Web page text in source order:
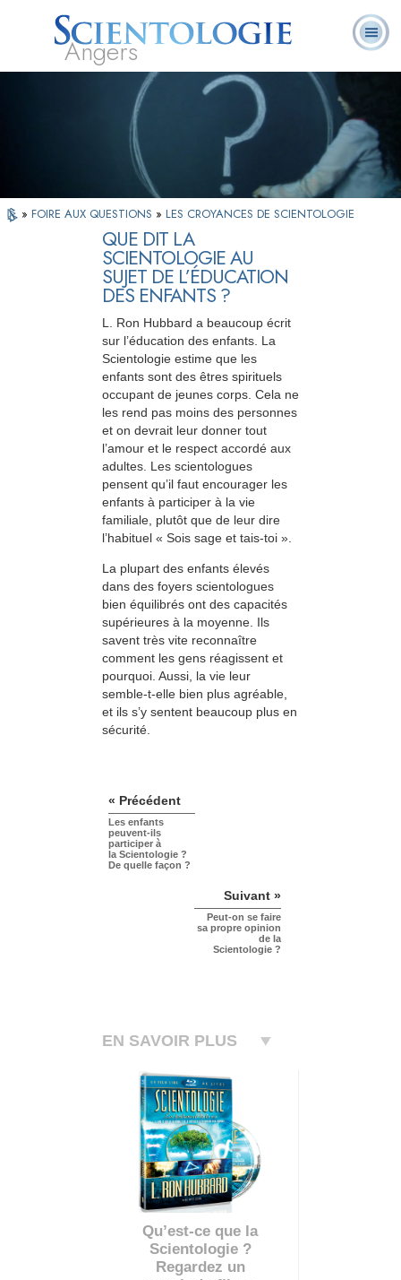
Angers
Qu’est-ce que la
Scientologie ?
Ministres
volontaires
Foire aux
questions
» FOIRE AUX QUESTIONS » LES CROYANCES DE SCIENTOLOGIE
QUE DIT LA
SCIENTOLOGIE AU
SUJET DE L’ÉDUCATION
DES ENFANTS ?
L. Ron Hubbard a beaucoup écrit
sur l’éducation des enfants. La
Scientologie estime que les
enfants sont des êtres spirituels
occupant de jeunes corps. Cela ne
les rend pas moins des personnes
et on devrait leur donner tout
l’amour et le respect accordé aux
adultes. Les scientologues
pensent qu’il faut encourager les
enfants à participer à la vie
familiale, plutôt que de leur dire
l’habituel « Sois sage et tais-toi ».
La plupart des enfants élevés
dans des foyers scientologues
bien équilibrés ont des capacités
supérieures à la moyenne. Ils
savent très vite reconnaître
comment les gens réagissent et
pour­quoi. Aussi, la vie leur
semble-t-elle bien plus agréable,
et ils s’y sentent beaucoup plus en
sécurité.
« Précédent
Les enfants
peuvent-ils
participer à
la Scientologie ?
De quelle façon ?
Suivant »
Peut-on se faire
sa propre opinion
de la
Scientologie ?
EN SAVOIR PLUS
Qu’est-ce que la
Scientologie ?
Regardez un